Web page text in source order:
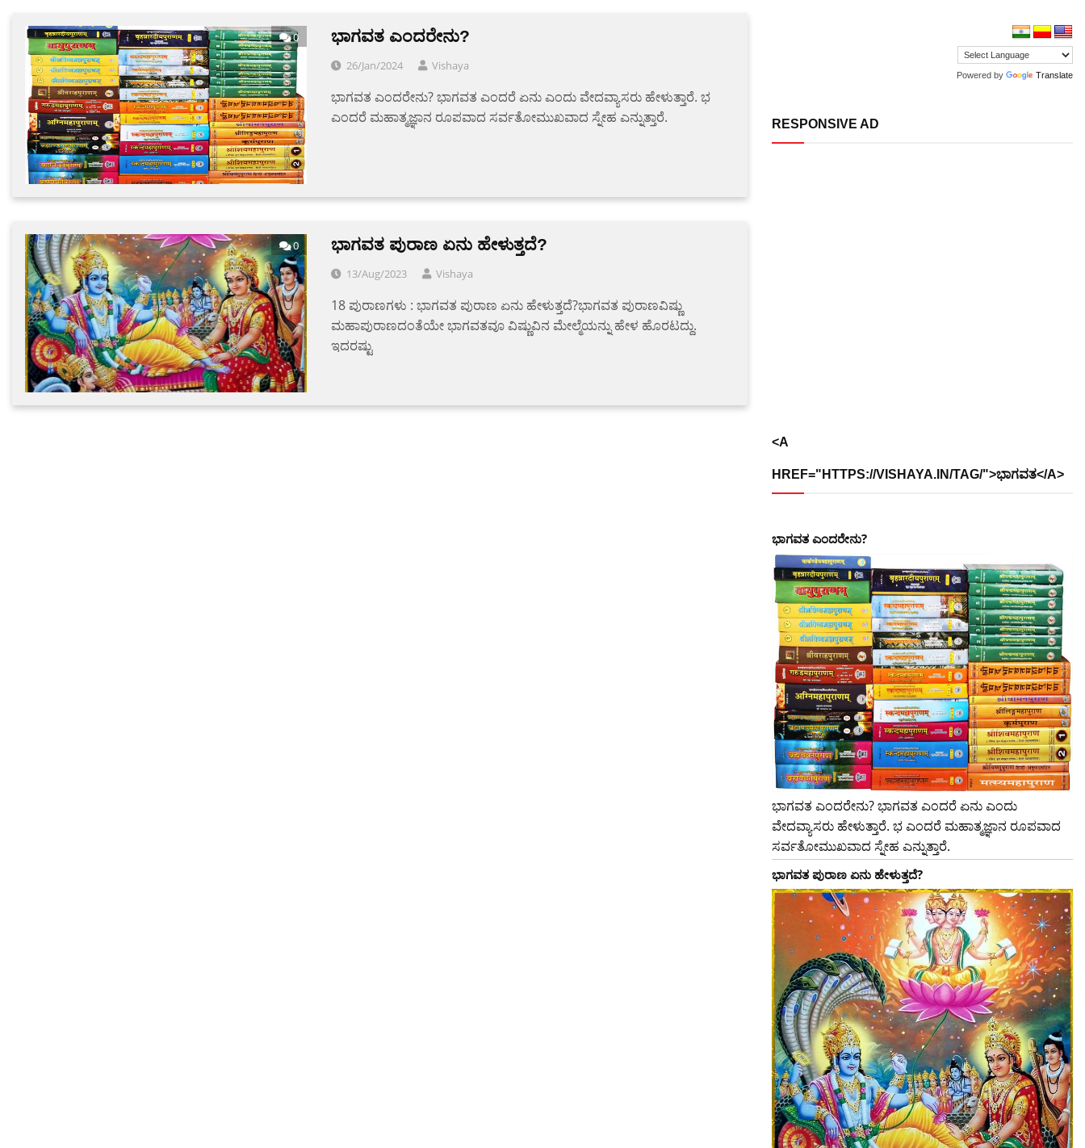
0 ಭಾಗವತ ಎಂದರೇನು?
26/Jan/2024 Vishaya
ಭಾಗವತ ಎಂದರೇನು? ಭಾಗವತ ಎಂದರೆ ಏನು ಎಂದು ವೇದವ್ಯಾಸರು ಹೇಳುತ್ತಾರೆ. ಭ
ಎಂದರೆ ಮಹಾತ್ಮಜ್ಞಾನ ರೂಪವಾದ ಸರ್ವತೋಮುಖವಾದ ಸ್ನೇಹ ಎನ್ನುತ್ತಾರೆ.
0 ಭಾಗವತ ಪುರಾಣ ಏನು ಹೇಳುತ್ತದೆ?
13/Aug/2023 Vishaya
18 ಪುರಾಣಗಳು : ಭಾಗವತ ಪುರಾಣ ಏನು ಹೇಳುತ್ತದೆ?ಭಾಗವತ ಪುರಾಣವಿಷ್ಣು
ಮಹಾಪುರಾಣದಂತೆಯೇ ಭಾಗವತವೂ ವಿಷ್ಣುವಿನ ಮೇಲ್ಮೆಯನ್ನು ಹೇಳ ಹೊರಟದ್ದು.
ಇದರಷ್ಟು
Powered by Translate
RESPONSIVE AD
<A
HREF="HTTPS://VISHAYA.IN/TAG/">ಭಾಗವತ</A>
ಭಾಗವತ ಎಂದರೇನು?
ಭಾಗವತ ಎಂದರೇನು? ಭಾಗವತ ಎಂದರೆ ಏನು ಎಂದು
ವೇದವ್ಯಾಸರು ಹೇಳುತ್ತಾರೆ. ಭ ಎಂದರೆ ಮಹಾತ್ಮಜ್ಞಾನ ರೂಪವಾದ
ಸರ್ವತೋಮುಖವಾದ ಸ್ನೇಹ ಎನ್ನುತ್ತಾರೆ.
ಭಾಗವತ ಪುರಾಣ ಏನು ಹೇಳುತ್ತದೆ?